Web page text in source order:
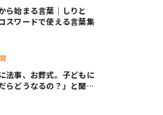
ら始まる言葉｜しりと
スワードで使える言葉集
法事、お葬式。子どもに
らどうなるの？」と聞か